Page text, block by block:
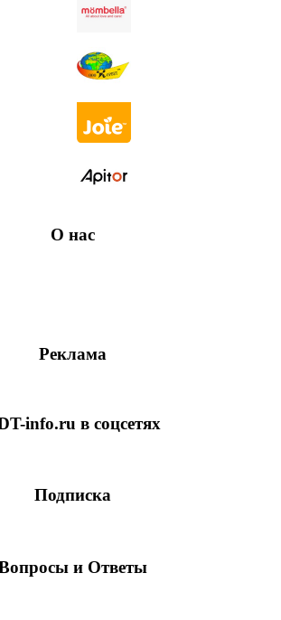
О нас
Реклама
info.ru в соцсетях
Подписка
и Ответы